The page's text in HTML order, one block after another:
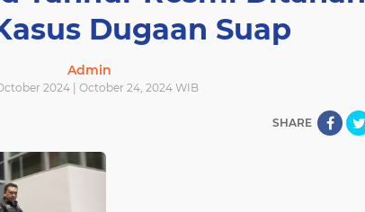
Dugaan Suap
Admin
2024 | October 24, 2024 WIB
SHARE